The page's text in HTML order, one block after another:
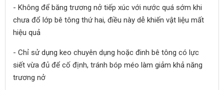
- Không để băng trương nở tiếp xúc với nước quá sớm khi
chưa đổ lớp bê tông thứ hai, điều này dễ khiến vật liệu mất
hiệu quả
- Chỉ sử dụng keo chuyên dụng hoặc đinh bê tông có lực
siết vừa đủ để cố định, tránh bóp méo làm giảm khả năng
trương nở